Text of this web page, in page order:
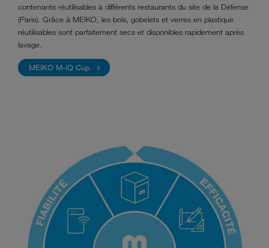
contenants réutilisables à différents restaurants du site de la Défense
(Paris). Grâce à MEIKO, les bols, gobelets et verres en plastique
réutilisables sont parfaitement secs et disponibles rapidement après
lavage.
MEIKO M-iQ Cup